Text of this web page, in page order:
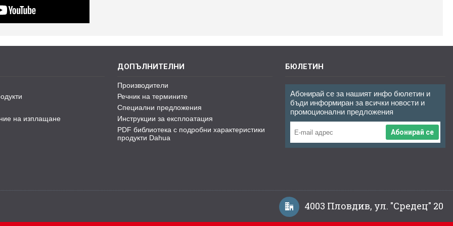
на изплащане
ДОПЪЛНИТЕЛНИ
Производители
Речник на термините
Специални предложения
Инструкции за експлоатация
PDF библиотека с подробни характеристики
продукти Dahua
БЮЛЕТИН
Абонирай се за нашият инфо бюлетин и
бъди информиран за всички новости и
промоционални предложения
Абонирай се
4003 Пловдив, ул. "Средец" 20